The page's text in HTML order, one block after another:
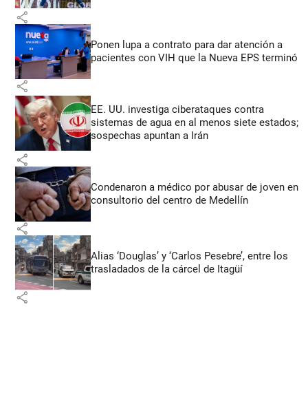
share
Ponen lupa a contrato para dar atención a
pacientes con VIH que la Nueva EPS terminó
share
EE. UU. investiga ciberataques contra
sistemas de agua en al menos siete estados;
sospechas apuntan a Irán
share
Condenaron a médico por abusar de joven en
consultorio del centro de Medellín
share
Alias ‘Douglas’ y ‘Carlos Pesebre’, entre los
trasladados de la cárcel de Itagüí
share